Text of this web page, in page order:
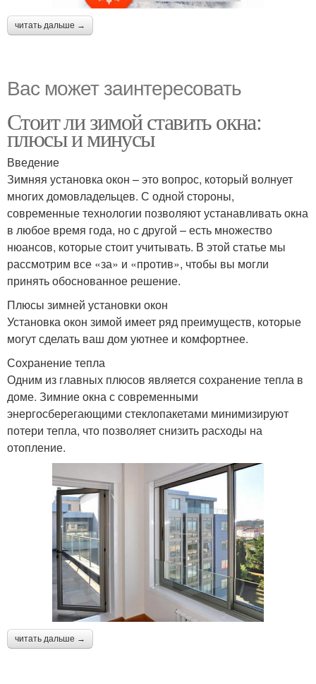
читать дальше →
Вас может заинтересовать
Стоит ли зимой ставить окна:
плюсы и минусы
Введение
Зимняя установка окон – это вопрос, который волнует
многих домовладельцев. С одной стороны,
современные технологии позволяют устанавливать окна
в любое время года, но с другой – есть множество
нюансов, которые стоит учитывать. В этой статье мы
рассмотрим все «за» и «против», чтобы вы могли
принять обоснованное решение.
Плюсы зимней установки окон
Установка окон зимой имеет ряд преимуществ, которые
могут сделать ваш дом уютнее и комфортнее.
Сохранение тепла
Одним из главных плюсов является сохранение тепла в
доме. Зимние окна с современными
энергосберегающими стеклопакетами минимизируют
потери тепла, что позволяет снизить расходы на
отопление.
читать дальше →